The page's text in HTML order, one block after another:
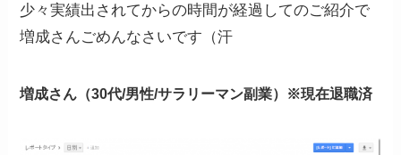
少々実績出されてからの時間が経過してのご紹介で
増成さんごめんなさいです（汗
増成さん（30代/男性/サラリーマン副業）※現在退職済